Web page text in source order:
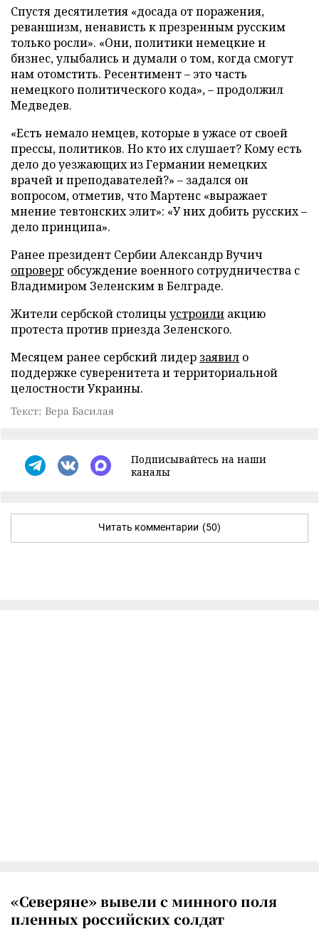
Спустя десятилетия «досада от поражения,
реваншизм, ненависть к презренным русским
только росли». «Они, политики немецкие и
бизнес, улыбались и думали о том, когда смогут
нам отомстить. Ресентимент – это часть
немецкого политического кода», – продолжил
Медведев.
«Есть немало немцев, которые в ужасе от своей
прессы, политиков. Но кто их слушает? Кому есть
дело до уезжающих из Германии немецких
врачей и преподавателей?» – задался он
вопросом, отметив, что Мартенс «выражает
мнение тевтонских элит»: «У них добить русских –
дело принципа».
Ранее президент Сербии Александр Вучич
опроверг обсуждение военного сотрудничества с
Владимиром Зеленским в Белграде.
Жители сербской столицыустроили акцию
протеста против приезда Зеленского.
Месяцем ранее сербский лидер заявил о
поддержке суверенитета и территориальной
целостности Украины.
Текст: Вера Басилая
Подписывайтесь на наши
каналы
Читать комментарии (50)
«Северяне» вывели с минного поля
пленных российских солдат